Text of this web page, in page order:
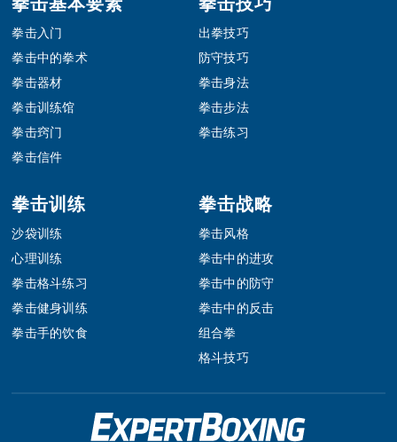
拳击入门
拳击中的拳术
拳击器材
拳击训练馆
拳击窍门
拳击信件
出拳技巧
防守技巧
拳击身法
拳击步法
拳击练习
拳击训练
沙袋训练
心理训练
拳击格斗练习
拳击健身训练
拳击手的饮食
拳击战略
拳击风格
拳击中的进攻
拳击中的防守
拳击中的反击
组合拳
格斗技巧